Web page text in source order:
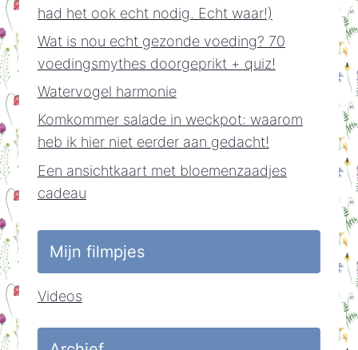
had het ook echt nodig. Echt waar!)
Wat is nou echt gezonde voeding? 70
voedingsmythes doorgeprikt + quiz!
Watervogel harmonie
Komkommer salade in weckpot: waarom
heb ik hier niet eerder aan gedacht!
Een ansichtkaart met bloemenzaadjes
cadeau
Mijn filmpjes
Videos